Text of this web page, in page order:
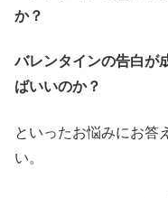
か？
バレンタインの告白が
ばいいのか？
といったお悩みにお答
い。